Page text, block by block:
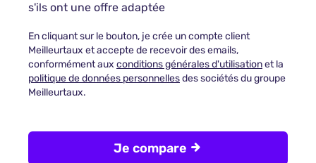
s'ils ont une offre adaptée
En cliquant sur le bouton, je crée un compte client
Meilleurtaux et accepte de recevoir des emails,
conformément aux conditions générales d'utilisationet la
politique de données personnellesdes sociétés du groupe
Meilleurtaux.
Je compare